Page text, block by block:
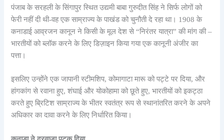
पंजाब के सरहली के सिंगापुर स्थित उद्यमी बाबा गुरुदीत सिंह ने सिर्फ लोगों को
फेरी नहीं दी थी-वह एक साम्राज्य के पाखंड को चुनौती दे रहा था। 1908 के
कनाडाई आव्रजन कानून ने किसी के मूल देश से “निरंतर यात्रा” की मांग की –
भारतीयों को ब्लॉक करने के लिए डिज़ाइन किया गया एक कानूनी अंजीर का
पत्ता।
इसलिए उन्होंने एक जापानी स्टीमशिप, कोमागाटा मारू को पट्टे पर दिया, और
हांगकांग से रवाना हुए, शंघाई और योकोहामा को छूते हुए, भारतीयों को इकट्ठा
करते हुए ब्रिटिश साम्राज्य के भीतर स्वतंत्र रूप से स्थानांतरित करने के अपने
अधिकार का दावा करने के लिए निर्धारित किया।